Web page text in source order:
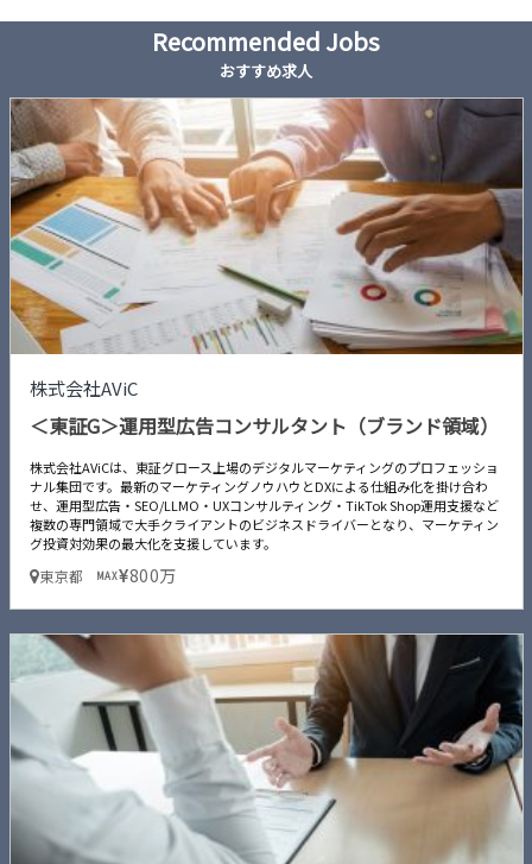
Recommended Jobs
おすすめ求人
株式会社AViC
＜東証G＞運用型広告コンサルタント（ブランド領域）
株式会社AViCは、東証グロース上場のデジタルマーケティングのプロフェッショ
ナル集団です。最新のマーケティングノウハウとDXによる仕組み化を掛け合わ
せ、運用型広告・SEO/LLMO・UXコンサルティング・TikTok Shop運用支援など
複数の専門領域で大手クライアントのビジネスドライバーとなり、マーケティン
グ投資対効果の最大化を支援しています。
東京都 MAX 800万